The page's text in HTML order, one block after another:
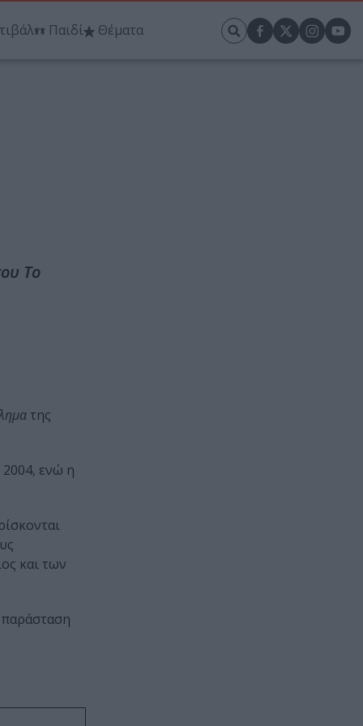
Παιδί Θέματα
Το
της
ενώ η
και των
παράσταση